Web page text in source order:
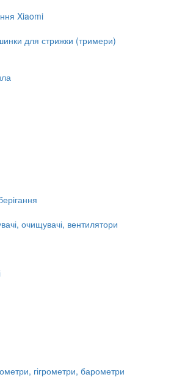
Xiaomi
для стрижки (тримери)
очищувачі, вентилятори
гігрометри, барометри